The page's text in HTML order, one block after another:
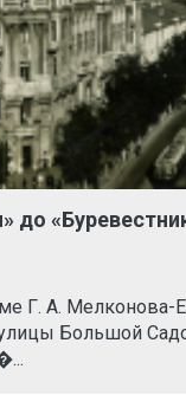
до
Г. А. Мелконова-
Большой